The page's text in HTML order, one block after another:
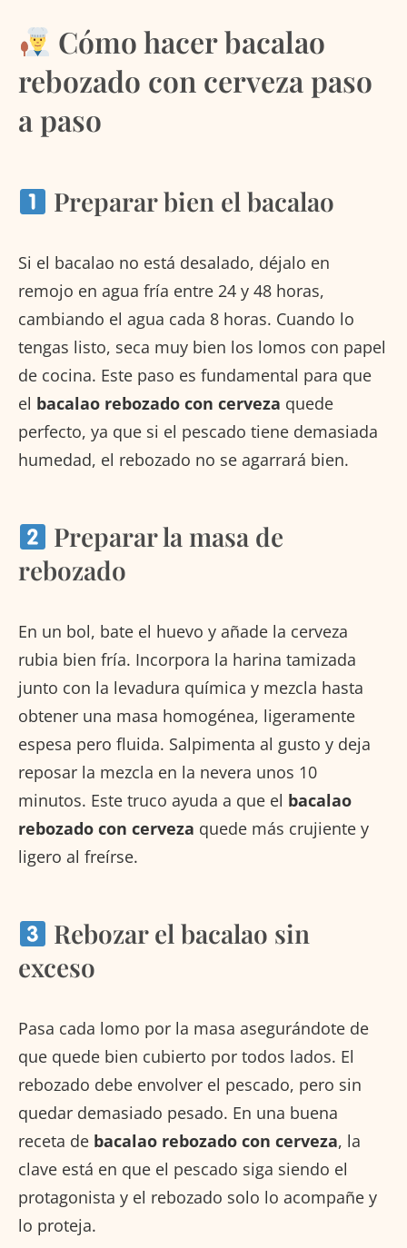
Cómo hacer bacalao
rebozado con cerveza paso
a paso
Preparar bien el bacalao
Si el bacalao no está desalado, déjalo en
remojo en agua fría entre 24 y 48 horas,
cambiando el agua cada 8 horas. Cuando lo
tengas listo, seca muy bien los lomos con papel
de cocina. Este paso es fundamental para que
el bacalao rebozado con cerveza quede
perfecto, ya que si el pescado tiene demasiada
humedad, el rebozado no se agarrará bien.
Preparar la masa de
rebozado
En un bol, bate el huevo y añade la cerveza
rubia bien fría. Incorpora la harina tamizada
junto con la levadura química y mezcla hasta
obtener una masa homogénea, ligeramente
espesa pero fluida. Salpimenta al gusto y deja
reposar la mezcla en la nevera unos 10
minutos. Este truco ayuda a que el bacalao
rebozado con cerveza quede más crujiente y
ligero al freírse.
Rebozar el bacalao sin
exceso
Pasa cada lomo por la masa asegurándote de
que quede bien cubierto por todos lados. El
rebozado debe envolver el pescado, pero sin
quedar demasiado pesado. En una buena
receta de bacalao rebozado con cerveza, la
clave está en que el pescado siga siendo el
protagonista y el rebozado solo lo acompañe y
lo proteja.